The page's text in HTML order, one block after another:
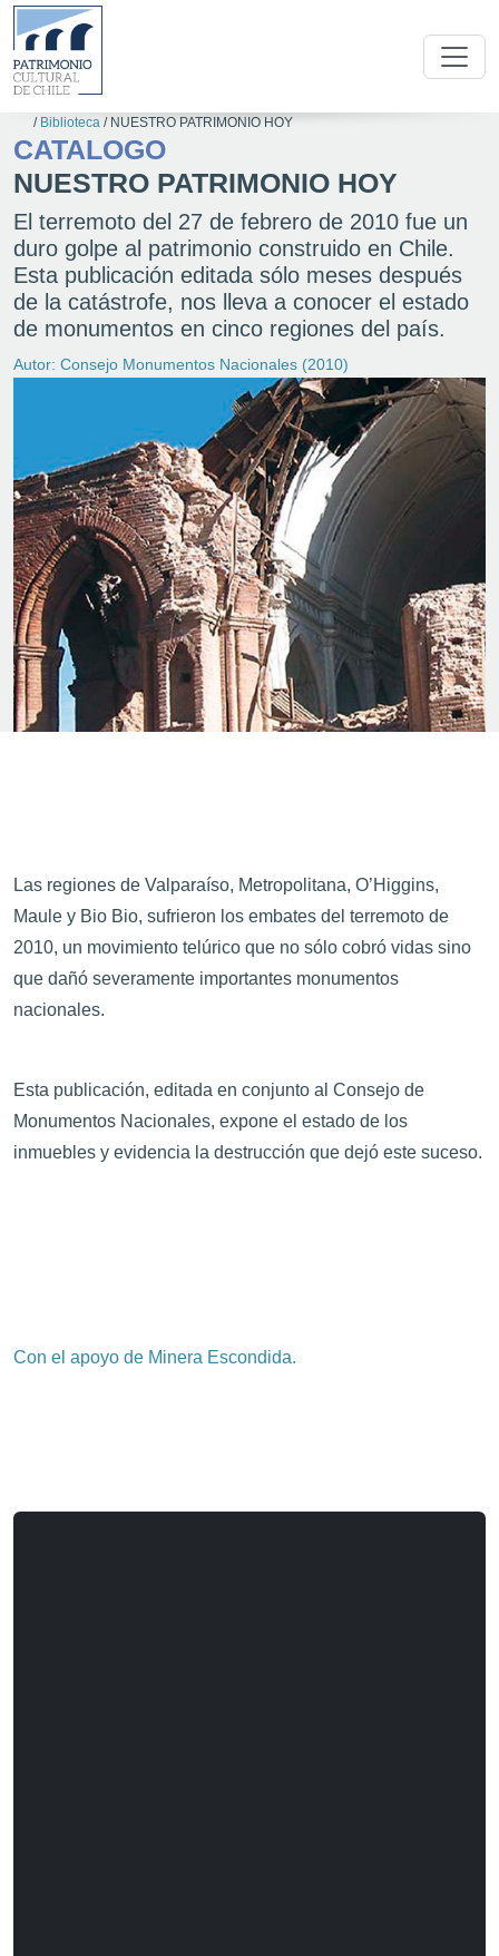
/ Biblioteca / NUESTRO PATRIMONIO HOY
CATALOGO
NUESTRO PATRIMONIO HOY
El terremoto del 27 de febrero de 2010 fue un
duro golpe al patrimonio construido en Chile.
Esta publicación editada sólo meses después
de la catástrofe, nos lleva a conocer el estado
de monumentos en cinco regiones del país.
Autor: Consejo Monumentos Nacionales (2010)
Las regiones de Valparaíso, Metropolitana, O’Higgins,
Maule y Bio Bio, sufrieron los embates del terremoto de
2010, un movimiento telúrico que no sólo cobró vidas sino
que dañó severamente importantes monumentos
nacionales.
Esta publicación, editada en conjunto al Consejo de
Monumentos Nacionales, expone el estado de los
inmuebles y evidencia la destrucción que dejó este suceso.
Con el apoyo de Minera Escondida.